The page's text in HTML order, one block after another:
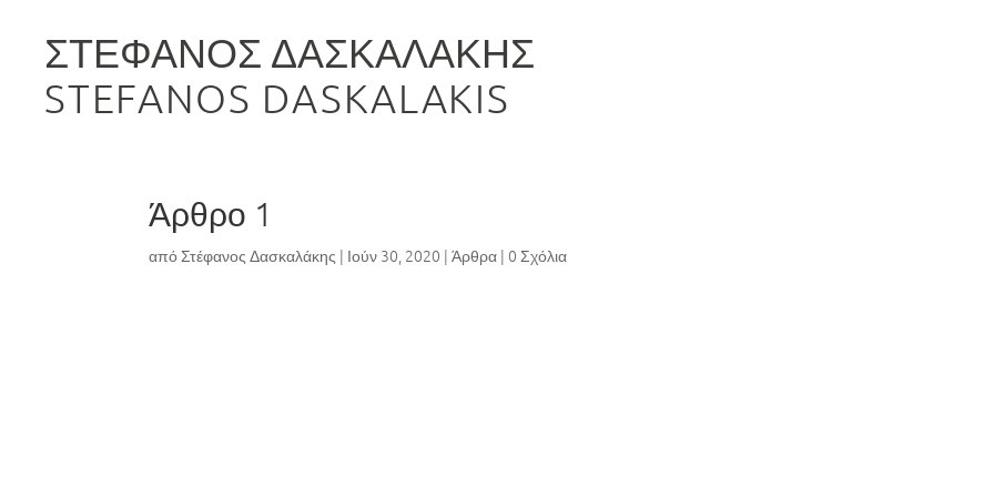
ΣΤΕΦΑΝΟΣ ΔΑΣΚΑΛΑΚΗΣ
STEFANOS DASKALAKIS
Άρθρο 1
απόΣτέφανος Δασκαλάκης | Ιούν 30, 2020 |Άρθρα |0 Σχόλια